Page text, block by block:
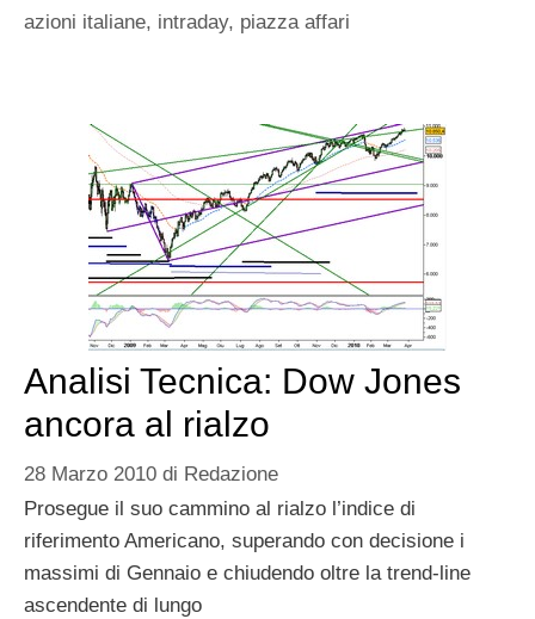
azioni italiane, intraday, piazza affari
Analisi Tecnica: Dow Jones
ancora al rialzo
28 Marzo 2010 di Redazione
Prosegue il suo cammino al rialzo l’indice di
riferimento Americano, superando con decisione i
massimi di Gennaio e chiudendo oltre la trend-line
ascendente di lungo